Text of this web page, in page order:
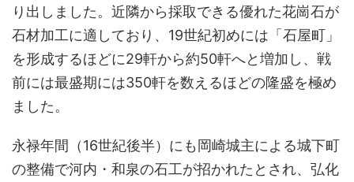
り出しました。近隣から採取できる優れた花崗石が
石材加工に適しており、19世紀初めには「石屋町」
を形成するほどに29軒から約50軒へと増加し、戦
前には最盛期には350軒を数えるほどの隆盛を極め
ました。
永禄年間（16世紀後半）にも岡崎城主による城下町
の整備で河内・和泉の石工が招かれたとされ、弘化